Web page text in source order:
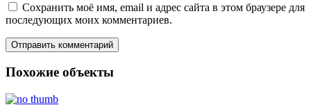
Сохранить моё имя, email и адрес сайта в этом браузере для
последующих моих комментариев.
Похожие объекты